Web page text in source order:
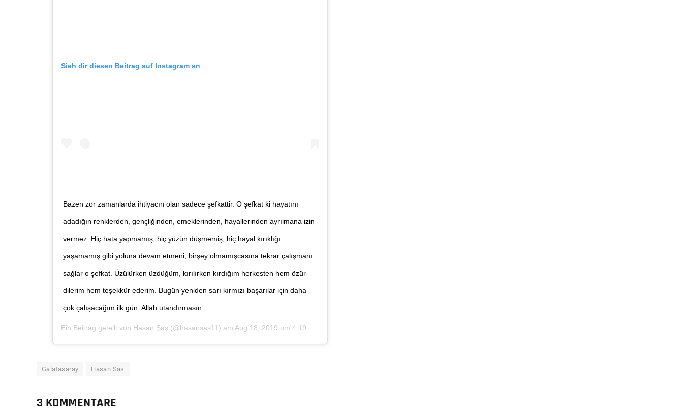
Sieh dir diesen Beitrag auf Instagram an
Bazen zor zamanlarda ihtiyacın olan sadece şefkattir. O şefkat ki hayatını
adadığın renklerden, gençliğinden, emeklerinden, hayallerinden ayrılmana izin
vermez. Hiç hata yapmamış, hiç yüzün düşmemiş, hiç hayal kırıklığı
yaşamamış gibi yoluna devam etmeni, birşey olmamışcasına tekrar çalışmanı
sağlar o şefkat. Üzülürken üzdüğüm, kırılırken kırdığım herkesten hem özür
dilerim hem teşekkür ederim. Bugün yeniden sarı kırmızı başarılar için daha
çok çalışacağım ilk gün. Allah utandırmasın.
Ein Beitrag geteilt von Hasan Şaş (@hasansas11) am Aug 18, 2019 um 4:19 PDT
Galatasaray Hasan Sas
3 KOMMENTARE